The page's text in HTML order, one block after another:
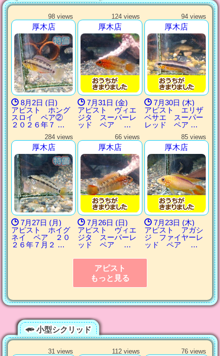
98 views
厚木店
8月2日 (日)
アピスト ホング
スロイ ペア②
２０２６年７ …
124 views
厚木店
7月31日 (金)
アピスト ヴィエ
ジタ スーパーレ
ッド ペア …
94 views
厚木店
7月30日 (木)
アピスト エリザ
ベサエ スーパー
レッド ペア …
284 views
厚木店
7月27日 (月)
アピスト ホイグ
ネイ ペア ２０
２６年７月２ …
66 views
厚木店
7月26日 (日)
アピスト ヴィエ
ジタ スーパーレ
ッド ペア …
85 views
厚木店
7月23日 (木)
アピスト アガシ
ジ ファイヤーレ
ッド ペア …
アピスト
もっと見る
小型シクリッド
31 views 112 views 76 views